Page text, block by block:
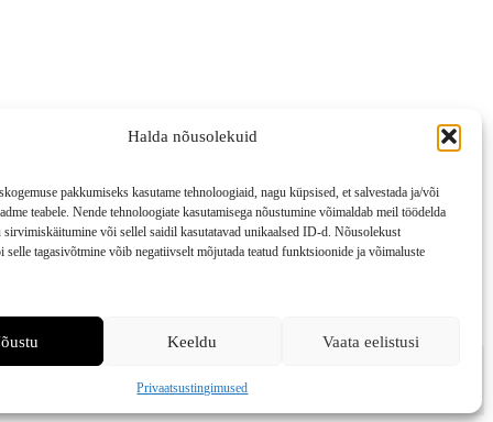
Halda nõusolekuid
pakkumiseks kasutame tehnoloogiaid, nagu küpsised, et salvestada ja/või
teabele. Nende tehnoloogiate kasutamisega nõustumine võimaldab meil töödelda
sirvimiskäitumine või sellel saidil kasutatavad unikaalsed ID-d. Nõusolekust
selle tagasivõtmine võib negatiivselt mõjutada teatud funktsioonide ja võimaluste
Keeldu Vaata eelistusi
Privaatsustingimused